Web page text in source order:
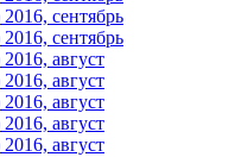
сентябрь
сентябрь
август
август
август
август
август